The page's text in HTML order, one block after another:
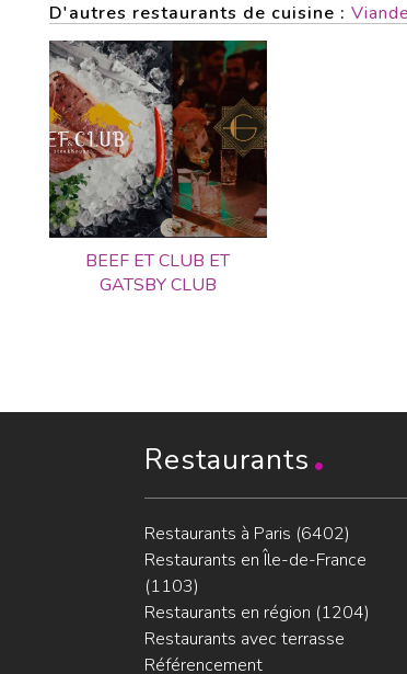
D'autres restaurants de cuisine :
BEEF ET CLUB ET
GATSBY CLUB
Restaurants
Restaurants à Paris (6402)
Restaurants en Île-de-France
(1103)
Restaurants en région (1204)
Restaurants avec terrasse
Référencement